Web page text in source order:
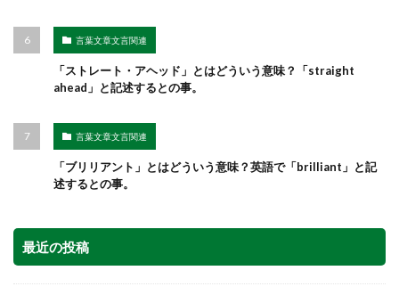
言葉文章文言関連
「ストレート・アヘッド」とはどういう意味？「straight
ahead」と記述するとの事。
言葉文章文言関連
「ブリリアント」とはどういう意味？英語で「brilliant」と記
述するとの事。
最近の投稿